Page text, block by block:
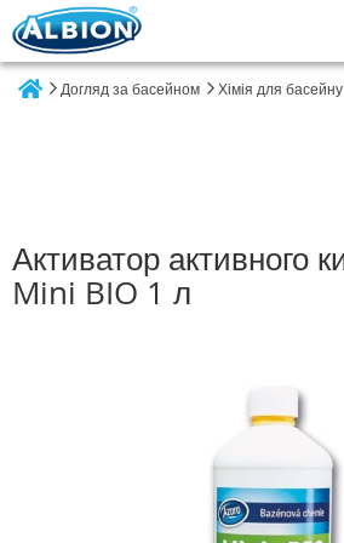
Догляд за басейном Хімія для басейну
Активатор активного
Mini BIO 1 л